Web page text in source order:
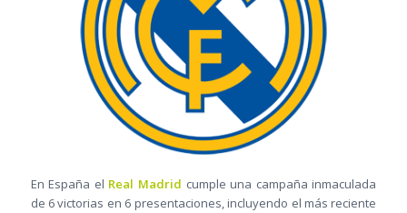
En España el Real Madrid cumple una campaña inmaculada
de 6 victorias en 6 presentaciones, incluyendo el más reciente